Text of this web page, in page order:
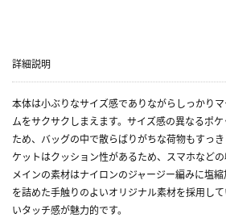
詳細説明
本体は小ぶりなサイズ感でありながらしっかり
ムをサクサクしまえます。サイズ感の異なるポ
ため、バッグの中で散らばりがちな荷物もすっ
ケットはクッション性があるため、スマホなどの
メインの素材はナイロンのジャージー編みに塩
を詰めた手触りのよいオリジナル素材を採用し
いタッチ感が魅力的です。